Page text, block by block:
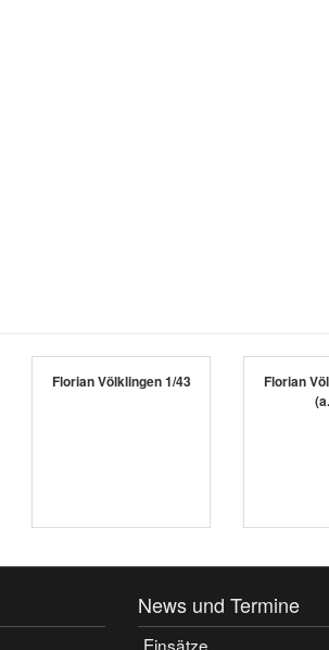
Florian Völklingen 1/43
Florian
News und Termine
Einsätze